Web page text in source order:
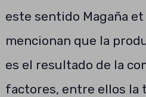
este sentido Magaña et
mencionan que la
es el resultado de la
factores, entre ellos la